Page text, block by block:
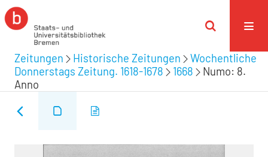
Zeitungen Historische Zeitungen
Wochentliche
Donnerstags Zeitung. 1618-1678
1668
Numo: 8.
Anno